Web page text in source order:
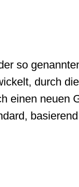
so
durch
einen neuen